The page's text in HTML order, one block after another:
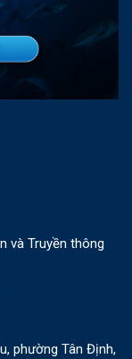
và Truyền thông
phường Tân Định,